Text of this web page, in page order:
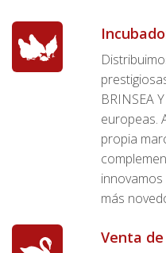
BRINSEA
europeas.
propia
más
Venta